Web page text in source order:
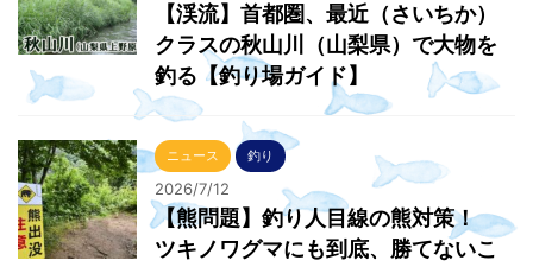
【渓流】首都圏、最近（さいちか）
クラスの秋山川（山梨県）で大物を
釣る【釣り場ガイド】
ニュース 釣り
2026/7/12
【熊問題】釣り人目線の熊対策！
ツキノワグマにも到底、勝てないこ